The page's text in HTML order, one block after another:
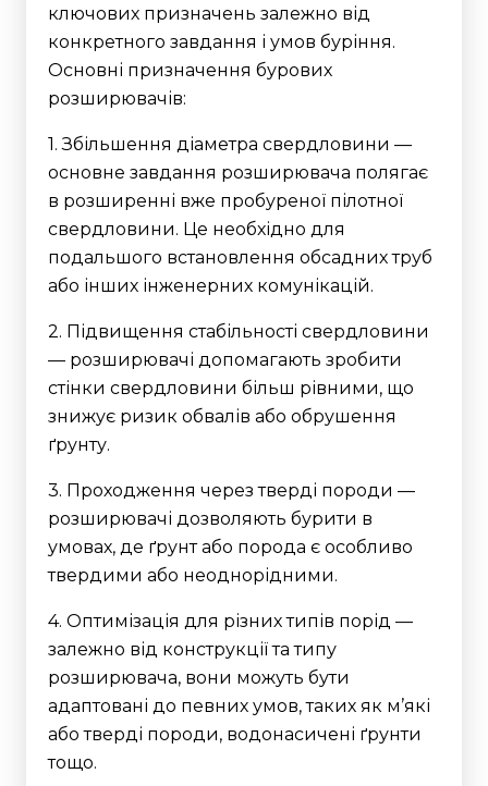
ключових призначень залежно від
конкретного завдання і умов буріння.
Основні призначення бурових
розширювачів:
1. Збільшення діаметра свердловини —
основне завдання розширювача полягає
в розширенні вже пробуреної пілотної
свердловини. Це необхідно для
подальшого встановлення обсадних труб
або інших інженерних комунікацій.
2. Підвищення стабільності свердловини
— розширювачі допомагають зробити
стінки свердловини більш рівними, що
знижує ризик обвалів або обрушення
ґрунту.
3. Проходження через тверді породи —
розширювачі дозволяють бурити в
умовах, де ґрунт або порода є особливо
твердими або неоднорідними.
4. Оптимізація для різних типів порід —
залежно від конструкції та типу
розширювача, вони можуть бути
адаптовані до певних умов, таких як м’які
або тверді породи, водонасичені ґрунти
тощо.